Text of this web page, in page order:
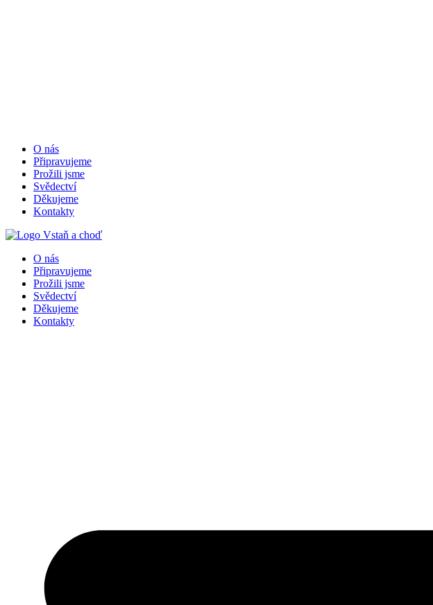
O nás
Připravujeme
Prožili jsme
Svědectví
Děkujeme
Kontakty
O nás
Připravujeme
Prožili jsme
Svědectví
Děkujeme
Kontakty